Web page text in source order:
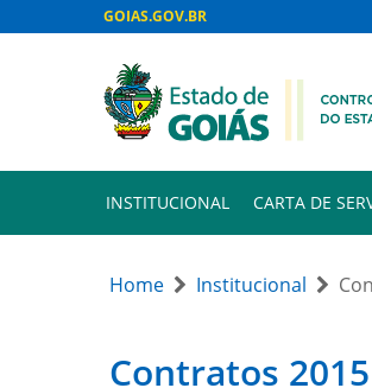
GOIAS.GOV.BR
INSTITUCIONAL CARTA DE
Home Institucional
Contratos 2015